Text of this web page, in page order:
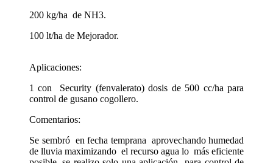
200 kg/ha de NH3.
100 lt/ha de Mejorador.
Aplicaciones:
1 con
Security (fenvalerato) dosis de 500 cc/ha para
control de gusano cogollero.
Comentarios:
Se sembró en fecha temprana aprovechando humedad
de lluvia maximizando el recurso agua lo más eficiente